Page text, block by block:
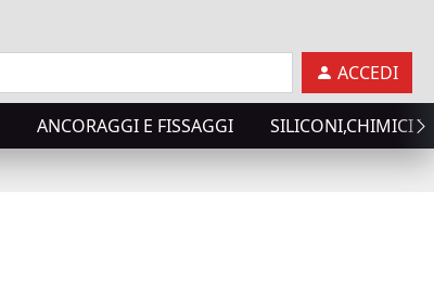
ACCEDI
ANCORAGGI E FISSAGGI SILICONI,CHIMICI